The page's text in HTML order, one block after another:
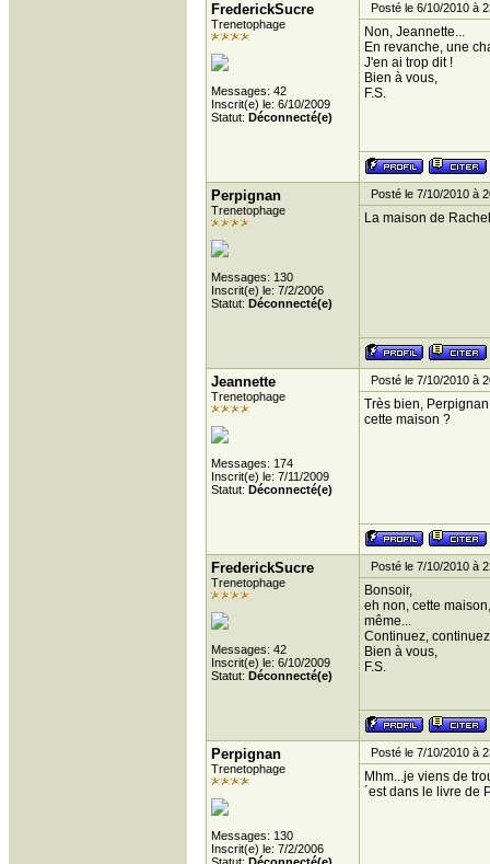
FrederickSucre
Trenetophage
Messages: 42
Inscrit(e) le: 6/10/2009
Statut: Déconnecté(e)
Posté le 6/10/2010 à
Non, Jeannette...
En revanche, une
J'en ai trop dit !
Bien à vous,
F.S.
Perpignan
Trenetophage
Messages: 130
Inscrit(e) le: 7/2/2006
Statut: Déconnecté(e)
Posté le 7/10/2010 à
La maison de
Jeannette
Trenetophage
Messages: 174
Inscrit(e) le: 7/11/2009
Statut: Déconnecté(e)
Posté le 7/10/2010 à
Très bien,
cette maison ?
FrederickSucre
Trenetophage
Messages: 42
Inscrit(e) le: 6/10/2009
Statut: Déconnecté(e)
Posté le 7/10/2010 à
Bonsoir,
eh non, cette
même...
Continuez,
Bien à vous,
F.S.
Perpignan
Trenetophage
Messages: 130
Inscrit(e) le: 7/2/2006
Posté le 7/10/2010 à
Mhm...je viens de
´est dans le livre de